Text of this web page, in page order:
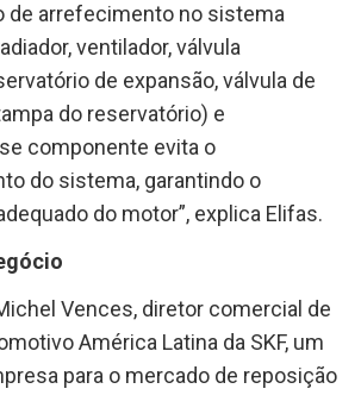
de arrefecimento no sistema
ventilador, válvula
de expansão, válvula de
do reservatório) e
componente evita o
do sistema, garantindo o
do motor”, explica Elifas.
Vences, diretor comercial de
América Latina da SKF, um
para o mercado de reposição